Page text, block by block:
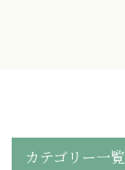
カテゴリー一覧